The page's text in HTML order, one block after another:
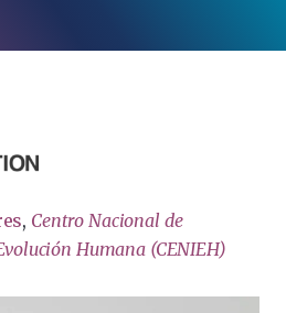
, Centro Nacional de
Humana (CENIEH)